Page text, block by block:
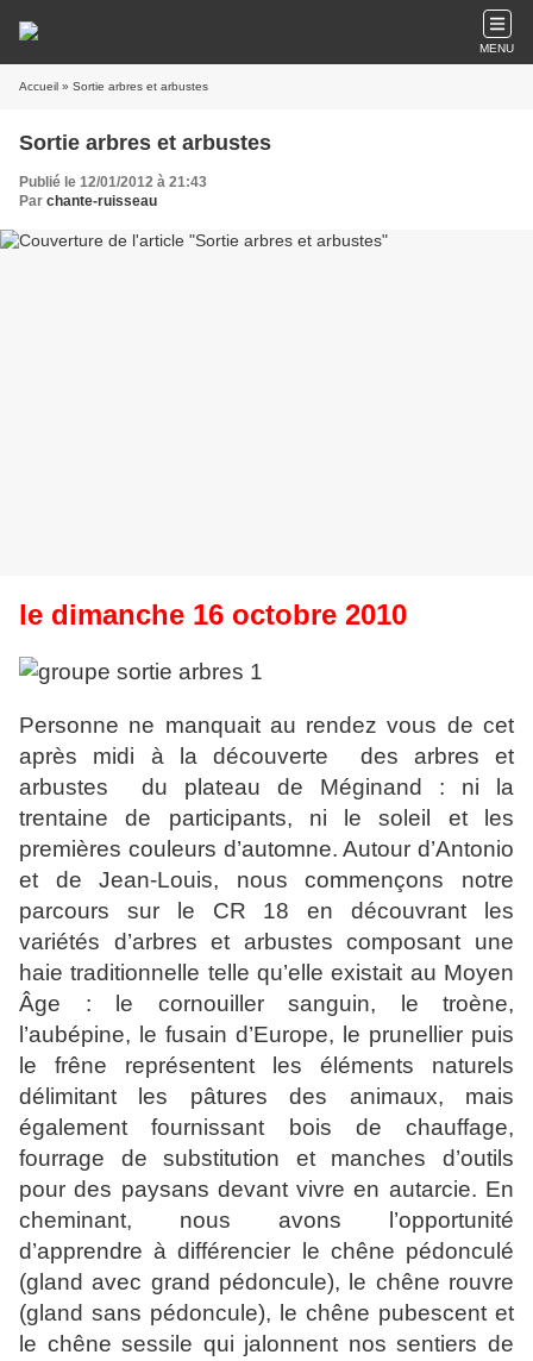
MENU
Accueil » Sortie arbres et arbustes
Sortie arbres et arbustes
Publié le 12/01/2012 à 21:43
Par chante-ruisseau
le dimanche 16 octobre 2010
Personne ne manquait au rendez vous de cet
après midi à la découverte des arbres et
arbustes du plateau de Méginand : ni la
trentaine de participants, ni le soleil et les
premières couleurs d’automne. Autour d’Antonio
et de Jean-Louis, nous commençons notre
parcours sur le CR 18 en découvrant les
variétés d’arbres et arbustes composant une
haie traditionnelle telle qu’elle existait au Moyen
Âge : le cornouiller sanguin, le troène,
l’aubépine, le fusain d’Europe, le prunellier puis
le frêne représentent les éléments naturels
délimitant les pâtures des animaux, mais
également fournissant bois de chauffage,
fourrage de substitution et manches d’outils
pour des paysans devant vivre en autarcie. En
cheminant, nous avons l’opportunité
d’apprendre à différencier le chêne pédonculé
(gland avec grand pédoncule), le chêne rouvre
(gland sans pédoncule), le chêne pubescent et
le chêne sessile qui jalonnent nos sentiers de